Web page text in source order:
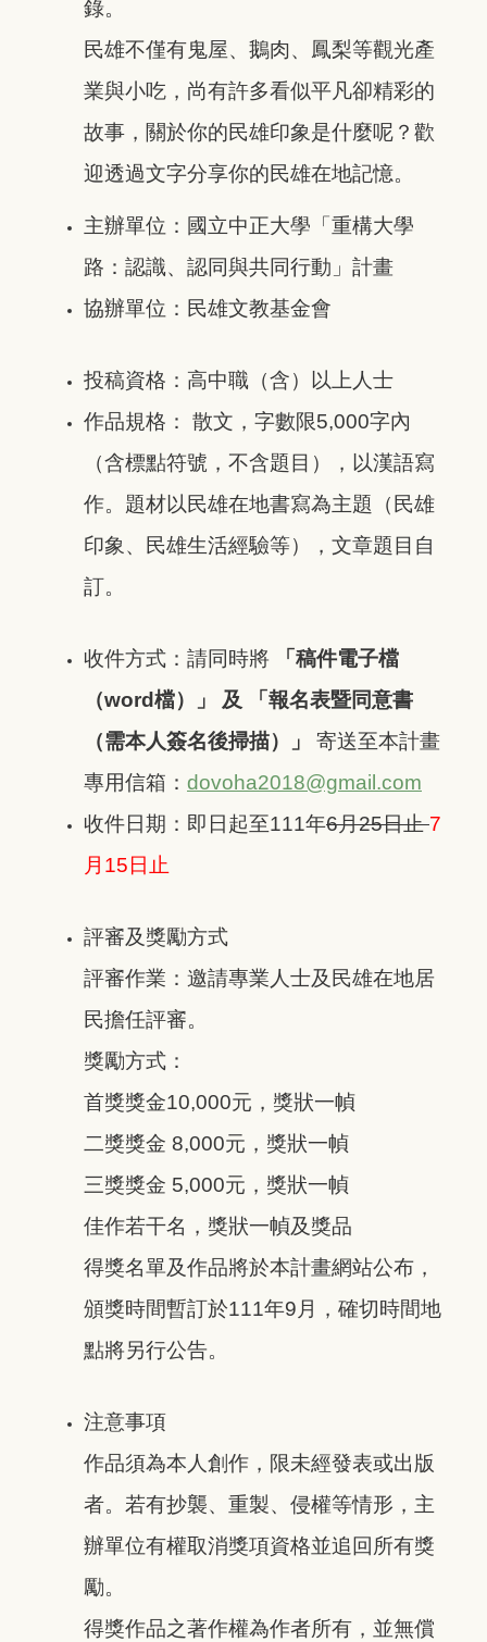
錄。
民雄不僅有鬼屋、鵝肉、鳳梨等觀光產
業與小吃，尚有許多看似平凡卻精彩的
故事，關於你的民雄印象是什麼呢？歡
迎透過文字分享你的民雄在地記憶。
主辦單位：國立中正大學「重構大學
路：認識、認同與共同行動」計畫
協辦單位：民雄文教基金會
投稿資格：高中職（含）以上人士
作品規格： 散文，字數限5,000字內
（含標點符號，不含題目），以漢語寫
作。題材以民雄在地書寫為主題（民雄
印象、民雄生活經驗等），文章題目自
訂。
收件方式：請同時將
「稿件電子檔
（word檔）」 及 「報名表暨同意書
（需本人簽名後掃描）」
寄送至本計畫
專用信箱： dovoha2018@gmail.com
收件日期：即日起至111年6月25日止7
月15日止
評審及獎勵方式
評審作業：邀請專業人士及民雄在地居
民擔任評審。
獎勵方式：
首獎獎金10,000元，獎狀一幀
二獎獎金 8,000元，獎狀一幀
三獎獎金 5,000元，獎狀一幀
佳作若干名，獎狀一幀及獎品
得獎名單及作品將於本計畫網站公布，
頒獎時間暫訂於111年9月，確切時間地
點將另行公告。
注意事項
作品須為本人創作，限未經發表或出版
者。若有抄襲、重製、侵權等情形，主
辦單位有權取消獎項資格並追回所有獎
勵。
得獎作品之著作權為作者所有，並無償